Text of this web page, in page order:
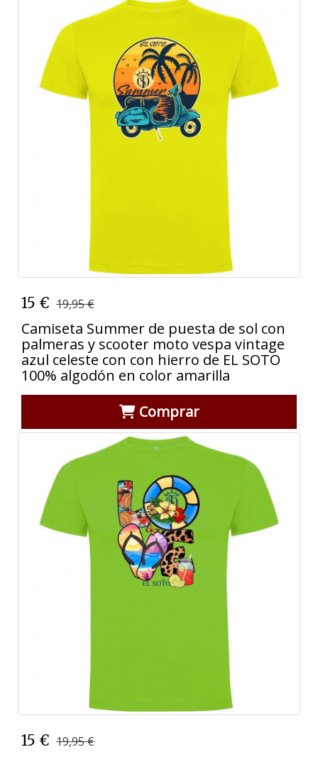
15 € 19,95 €
Camiseta Summer de puesta de sol con
palmeras y scooter moto vespa vintage
azul celeste con con hierro de EL SOTO
100% algodón en color amarilla
Comprar
15 € 19,95 €